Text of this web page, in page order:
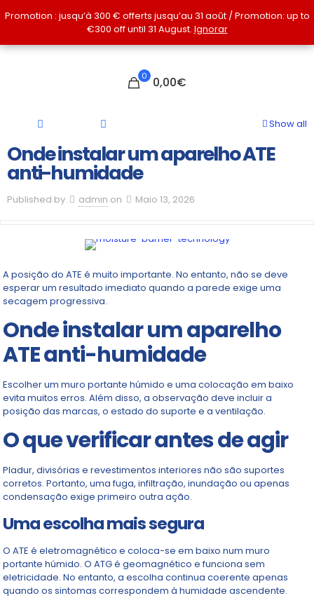
0 0,00€
Show all
Onde instalar um aparelho ATE
anti-humidade
Published by admin on Maio 13, 2026
A posição do ATE é muito importante. No entanto, não se deve
esperar um resultado imediato quando a parede exige uma
secagem progressiva.
Onde instalar um aparelho
ATE anti-humidade
Escolher um muro portante húmido e uma colocação em baixo
evita muitos erros. Além disso, a observação deve incluir a
posição das marcas, o estado do suporte e a ventilação.
O que verificar antes de agir
Pladur, divisórias e revestimentos interiores não são suportes
corretos. Portanto, uma fuga, infiltração, inundação ou apenas
condensação exige primeiro outra ação.
Uma escolha mais segura
O ATE é eletromagnético e coloca-se em baixo num muro
portante húmido. O ATG é geomagnético e funciona sem
eletricidade. No entanto, a escolha continua coerente apenas
quando os sintomas correspondem à humidade ascendente.
Promotion : jusqu’à 300 € offerts jusqu’au 31 août / Promotion: up to
€300 off until 31 August. Ignorar
Promotion : jusqu’à 300 € offerts jusqu’au 31 août / Promotion: up to
€300 off until 31 August. Ignorar